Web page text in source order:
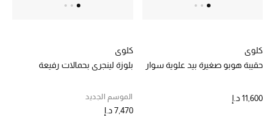
تسوقوا توتيمي
كلوي
حقيبة هوبو صغيرة بيد علوية سوار
11,600 د.إ
كلوي
بلوزة لينجري بحمالات رفيعة
الموسم الجديد
7,470 د.إ